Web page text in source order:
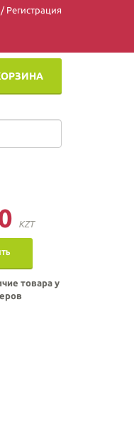
/ Регистрация
KZT
товара у